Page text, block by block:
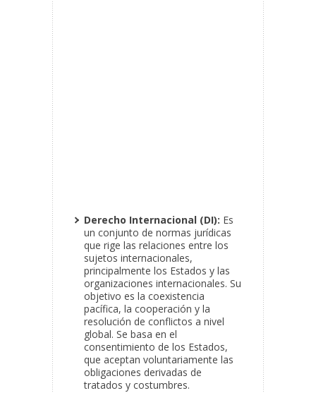
Derecho Internacional (DI): Es
un conjunto de normas jurídicas
que rige las relaciones entre los
sujetos internacionales,
principalmente los Estados y las
organizaciones internacionales. Su
objetivo es la coexistencia
pacífica, la cooperación y la
resolución de conflictos a nivel
global. Se basa en el
consentimiento de los Estados,
que aceptan voluntariamente las
obligaciones derivadas de
tratados y costumbres.